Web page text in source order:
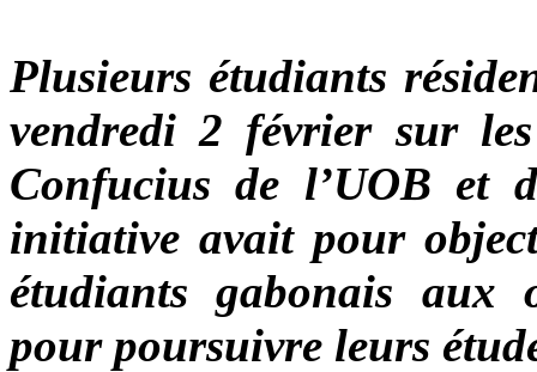
Plusieurs étudiants
vendredi 2 février sur
Confucius de l’UOB et
initiative avait pour
étudiants gabonais aux
pour poursuivre leurs